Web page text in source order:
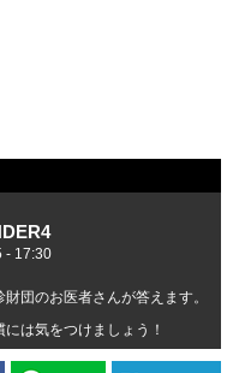
17:30
団のお医者さんが答えます。
は気をつけましょう！